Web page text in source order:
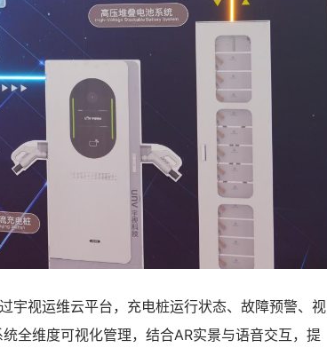
视运维云平台，充电桩运行状态、故障预警、视
全维度可视化管理，结合AR实景与语音交互，提